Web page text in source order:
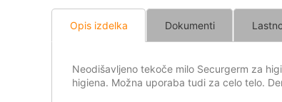
Opis izdelka Dokumenti
Neodišavljeno tekoče milo Securgerm za
higiena. Možna uporaba tudi za celo telo.